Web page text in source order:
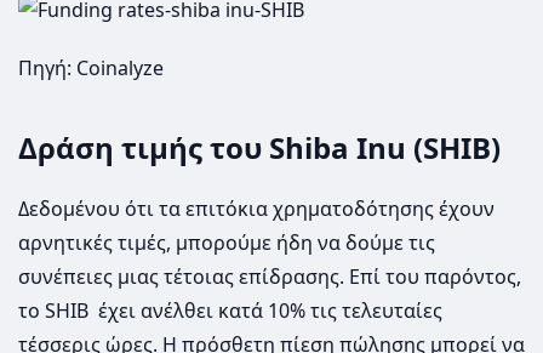
Πηγή: Coinalyze
Δράση τιμής του Shiba Inu (SHIB)
Δεδομένου ότι τα επιτόκια χρηματοδότησης έχουν
αρνητικές τιμές, μπορούμε ήδη να δούμε τις
συνέπειες μιας τέτοιας επίδρασης. Επί του παρόντος,
το SHIB έχει ανέλθει κατά 10% τις τελευταίες
τέσσερις ώρες. Η πρόσθετη πίεση πώλησης μπορεί να